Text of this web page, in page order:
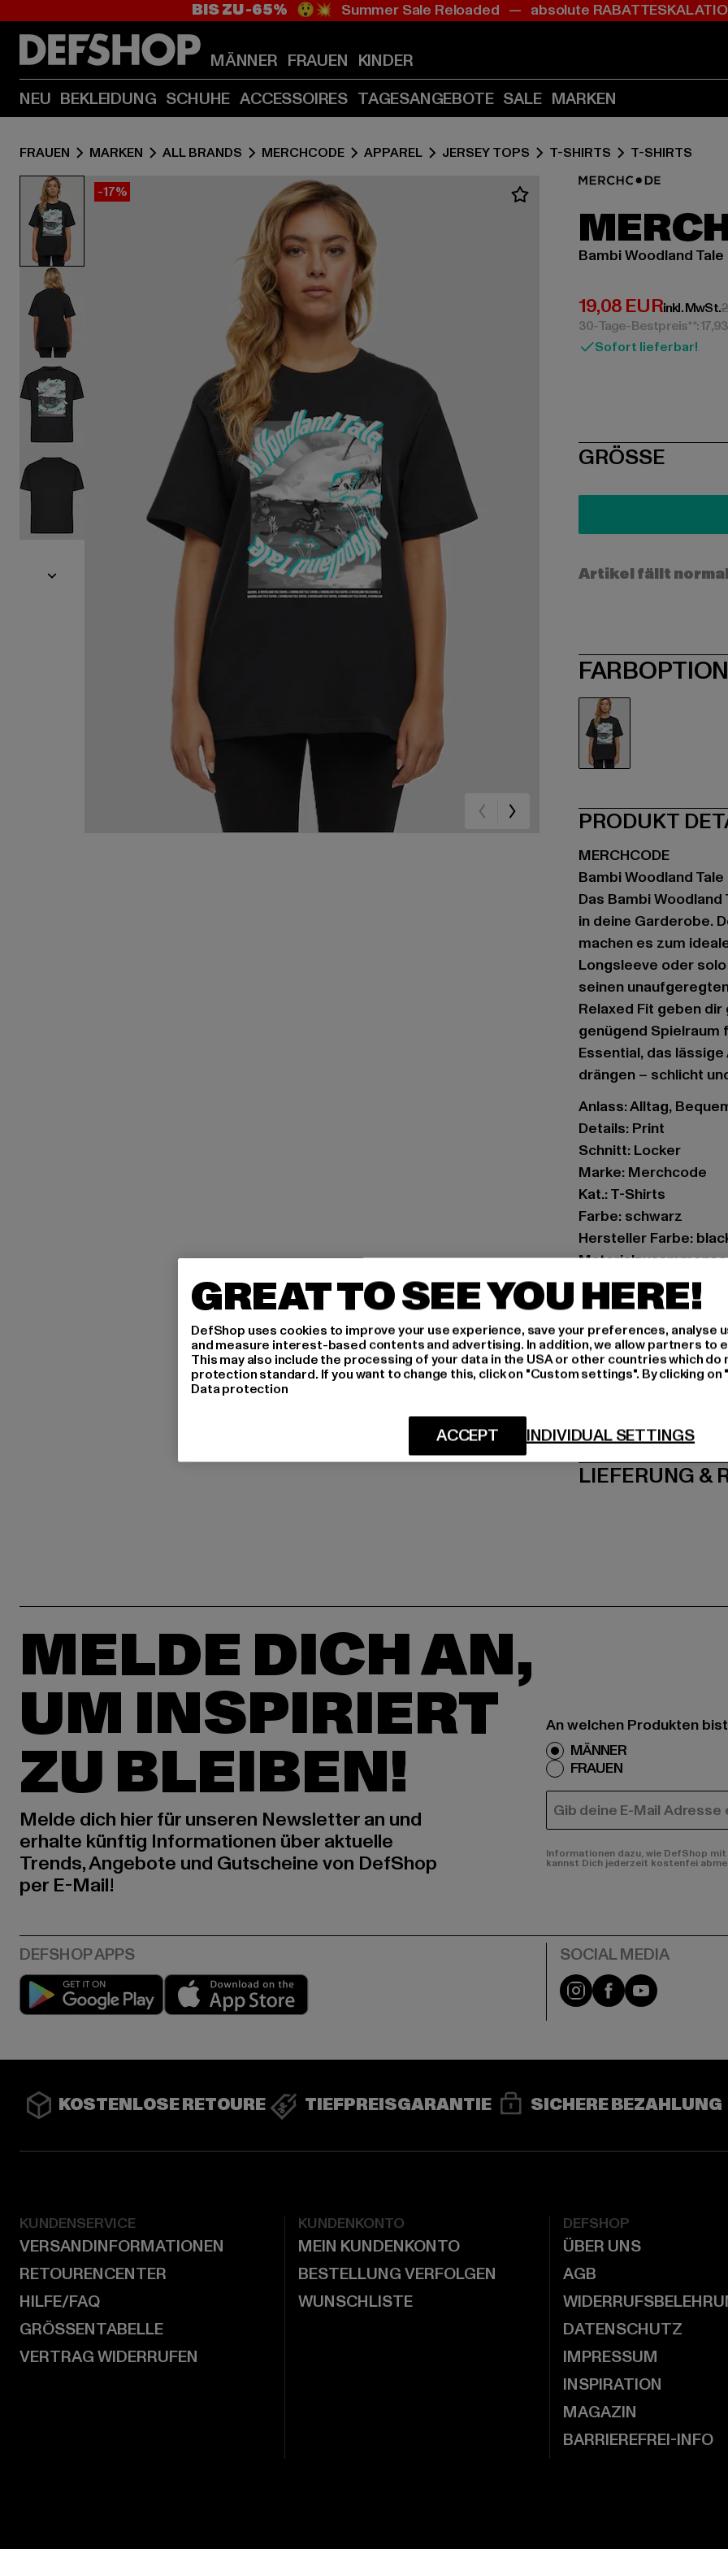
Zum
(Enter
drücken)
Zum
(Enter
drücken)
BIS ZU -65% 😲💥 Summer Sale Reloaded — absolute
MÄNNER FRAUEN KINDER
NEU BEKLEIDUNG SCHUHE ACCESSOIRES TAGESANGEBOTE SALE MARKEN
FRAUEN MARKEN ALL BRANDS MERCHCODE APPAREL JERSEY TOPS T-SHIRTS T-SHIRTS
-17%
Bambi Woodland Tale
19,08 EUR
Derzeitiger Preis:
inkl. MwSt.
30-Tage-Bestpreis**: 17,93
Sofort lieferbar!
SIZE
GRÖSSE
Artikel fällt
PRODUKT
MERCHCODE
Bambi Woodland Tale
Das Bambi
in deine Garderobe.
machen es zum
Longsleeve oder
seinen
Relaxed Fit geben
genügend Spielraum
Essential, das
drängen – schlicht
Anlass: Alltag,
Details: Print
Schnitt: Locker
Marke: Merchcode
Kat.: T-Shirts
Farbe: schwarz
Hersteller Farbe:
Art.Nr: MC1263-00007
Hersteller: TB
Dr.-Robert-Murjahn-
LIEFERUNG &
MELDE DICH AN,
UM INSPIRIERT
ZU BLEIBEN!
Melde dich hier für unseren Newsletter an und
erhalte künftig Informationen über aktuelle
Trends, Angebote und Gutscheine von DefShop
per E-Mail!
An welchen Produkten
MÄNNER
FRAUEN
E-MAIL
Informationen dazu, wie DefShop
kannst Dich jederzeit kostenfei
Play market Instagram
FacebookYouTube
KOSTENLOSE RETOURE TIEFPREISGARANTIE SICHERE BEZAHLUNG
KUNDENSERVICE
VERSANDINFORMATIONEN
RETOURENCENTER
HILFE/FAQ
GRÖSSENTABELLE
VERTRAG WIDERRUFEN
KUNDENKONTO
MEIN KUNDENKONTO
BESTELLUNG VERFOLGEN
WUNSCHLISTE
DEFSHOP
ÜBER UNS
AGB
DATENSCHUTZ
IMPRESSUM
INSPIRATION
MAGAZIN
BARRIEREFREI-INFO
GREAT TO SEE YOU HERE!
DefShop uses cookies to improve your use experience, save your preferences, analyse
and measure interest-based contents and advertising. In addition, we allow partners to
This may also include the processing of your data in the USA or other countries which do
protection standard. If you want to change this, click on "Custom settings". By clicking
Data protection
INDIVIDUAL SETTINGS
ACCEPT